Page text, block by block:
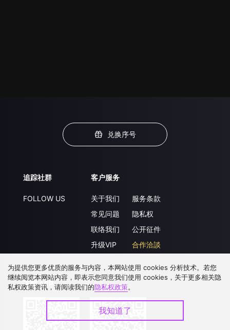
兑换序号
追踪社群
FOLLOW US
客户服务
关于我们
常见问题
联络我们
升级VIP
服务条款
隐私权
公开征件
合作洽談
下载 APP
为提供您更多优质的服务与内容，本网站使用 cookies 分析技术。若您
继续阅览本网站内容，即表示您同意我们使用 cookies，关于更多相关隐
私权政策资讯，请阅读我们的隐私权政策。
我知道了